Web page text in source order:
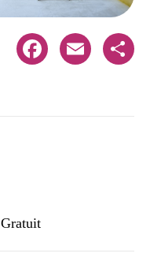
Facebook Email Share
Gratuit